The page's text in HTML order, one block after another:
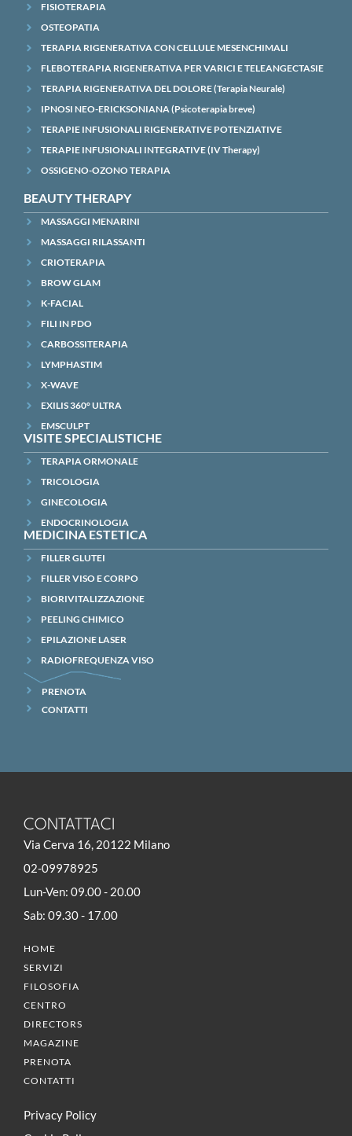
FISIOTERAPIA
OSTEOPATIA
TERAPIA RIGENERATIVA CON CELLULE MESENCHIMALI
FLEBOTERAPIA RIGENERATIVA PER VARICI E TELEANGECTASIE
TERAPIA RIGENERATIVA DEL DOLORE (Terapia Neurale)
IPNOSI NEO-ERICKSONIANA (Psicoterapia breve)
TERAPIE INFUSIONALI RIGENERATIVE POTENZIATIVE
TERAPIE INFUSIONALI INTEGRATIVE (IV Therapy)
OSSIGENO-OZONO TERAPIA
BEAUTY THERAPY
MASSAGGI MENARINI
MASSAGGI RILASSANTI
CRIOTERAPIA
BROW GLAM
K-FACIAL
FILI IN PDO
CARBOSSITERAPIA
LYMPHASTIM
X-WAVE
EXILIS 360° ULTRA
EMSCULPT
VISITE SPECIALISTICHE
TERAPIA ORMONALE
TRICOLOGIA
GINECOLOGIA
ENDOCRINOLOGIA
MEDICINA ESTETICA
FILLER GLUTEI
FILLER VISO E CORPO
BIORIVITALIZZAZIONE
PEELING CHIMICO
EPILAZIONE LASER
RADIOFREQUENZA VISO
PRENOTA
CONTATTI
CONTATTACI
Via Cerva 16, 20122 Milano
02-09978925
Lun-Ven: 09.00 - 20.00
Sab: 09.30 - 17.00
HOME
SERVIZI
FILOSOFIA
CENTRO
DIRECTORS
MAGAZINE
PRENOTA
CONTATTI
Privacy Policy